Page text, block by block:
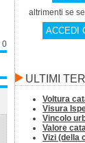
0
altrimenti se
ACCEDI
ULTIMI
Voltura
Visura
Vincolo
Valore
Vizi (della